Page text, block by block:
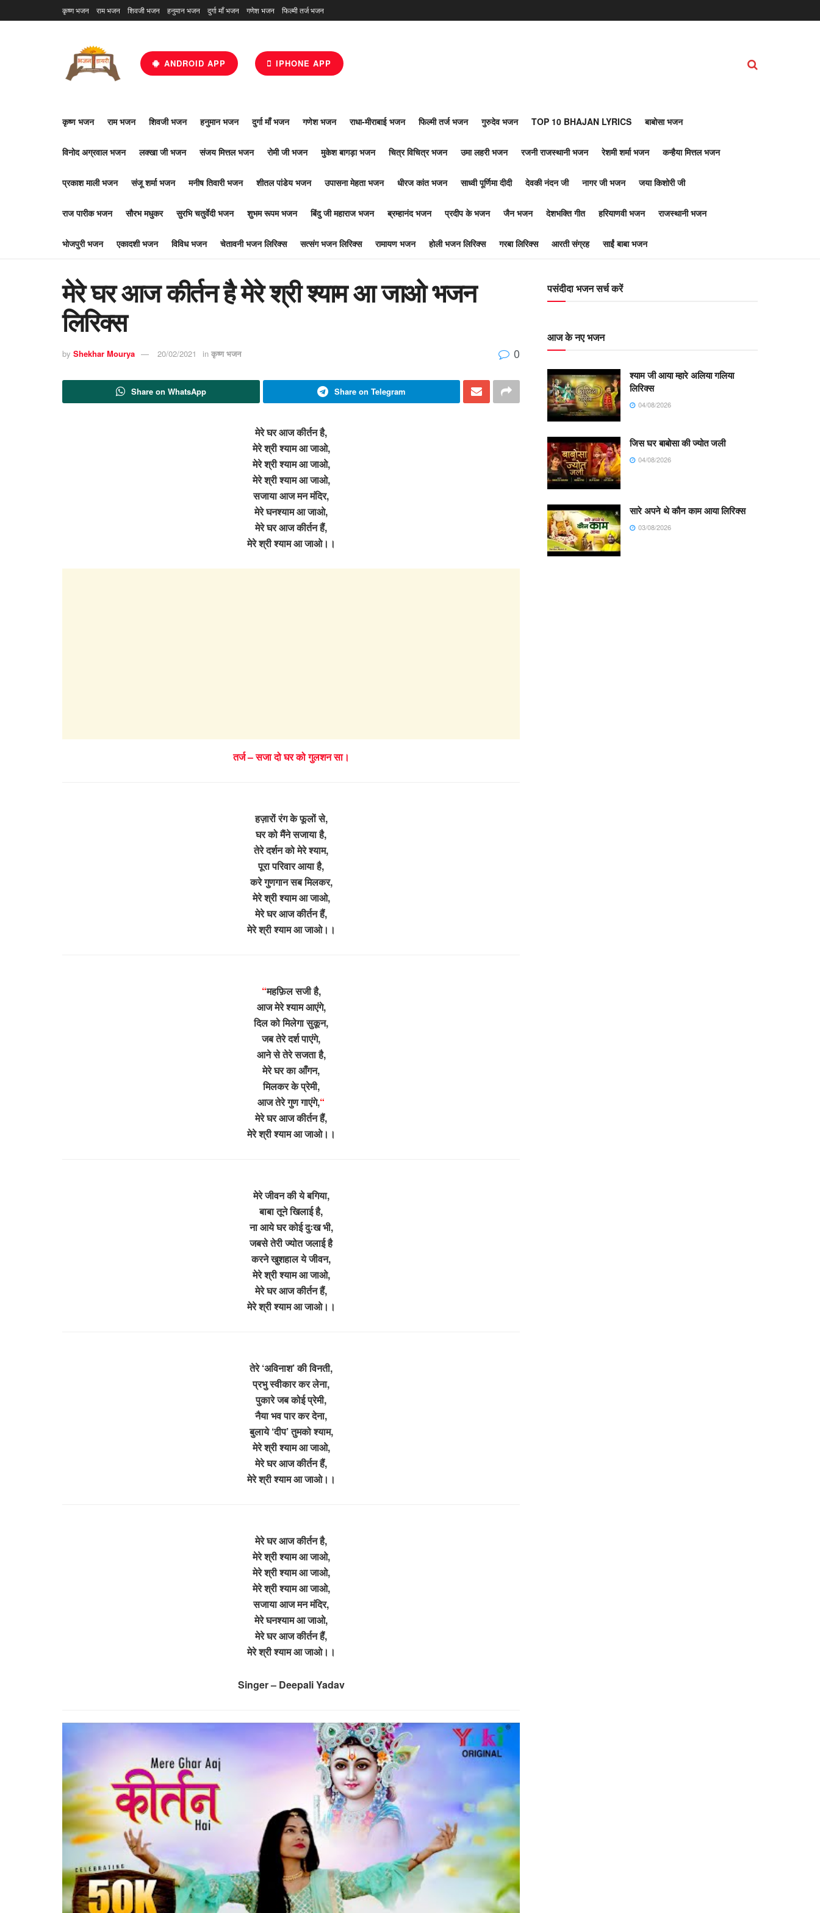
कृष्ण भजन राम भजन शिवजी भजन हनुमान भजन दुर्गा माँ भजन गणेश भजन फिल्मी तर्ज भजन
ANDROID APP IPHONE APP
कृष्ण भजन राम भजन शिवजी भजन हनुमान भजन दुर्गा माँ भजन गणेश भजन राधा-मीराबाई भजन फिल्मी तर्ज भजन गुरुदेव भजन TOP 10 BHAJAN LYRICS बाबोसा भजन
विनोद अग्रवाल भजन लक्खा जी भजन संजय मित्तल भजन रोमी जी भजन मुकेश बागड़ा भजन चित्र विचित्र भजन उमा लहरी भजन रजनी राजस्थानी भजन रेशमी शर्मा भजन कन्हैया मित्तल भजन
प्रकाश माली भजन संजू शर्मा भजन मनीष तिवारी भजन शीतल पांडेय भजन उपासना मेहता भजन धीरज कांत भजन साध्वी पूर्णिमा दीदी देवकी नंदन जी नागर जी भजन जया किशोरी जी
राज पारीक भजन सौरभ मधुकर सुरभि चतुर्वेदी भजन शुभम रूपम भजन बिंदु जी महाराज भजन ब्रम्हानंद भजन प्रदीप के भजन जैन भजन देशभक्ति गीत हरियाणवी भजन राजस्थानी भजन
भोजपुरी भजन एकादशी भजन विविध भजन चेतावनी भजन लिरिक्स सत्संग भजन लिरिक्स रामायण भजन होली भजन लिरिक्स गरबा लिरिक्स आरती संग्रह साईं बाबा भजन
मेरे घर आज कीर्तन है मेरे श्री श्याम आ जाओ भजन
लिरिक्स
by Shekhar Mourya 20/02/2021 in कृष्ण भजन 0
Share on WhatsApp Share on Telegram
मेरे घर आज कीर्तन है,
मेरे श्री श्याम आ जाओ,
मेरे श्री श्याम आ जाओ,
मेरे श्री श्याम आ जाओ,
सजाया आज मन मंदिर,
मेरे घनश्याम आ जाओ,
मेरे घर आज कीर्तन हैं,
मेरे श्री श्याम आ जाओ।।
तर्ज – सजा दो घर को गुलशन सा।
हज़ारों रंग के फूलों से,
घर को मैंने सजाया है,
तेरे दर्शन को मेरे श्याम,
पूरा परिवार आया है,
करे गुणगान सब मिलकर,
मेरे श्री श्याम आ जाओ,
मेरे घर आज कीर्तन हैं,
मेरे श्री श्याम आ जाओ।।
“महफ़िल सजी है,
आज मेरे श्याम आएंगे,
दिल को मिलेगा सुकून,
जब तेरे दर्श पाएंगे,
आने से तेरे सजता है,
मेरे घर का आँगन,
मिलकर के प्रेमी,
आज तेरे गुण गाएंगे,“
मेरे घर आज कीर्तन हैं,
मेरे श्री श्याम आ जाओ।।
मेरे जीवन की ये बगिया,
बाबा तूने खिलाई है,
ना आये घर कोई दुःख भी,
जबसे तेरी ज्योत जलाई है
करने खुशहाल ये जीवन,
मेरे श्री श्याम आ जाओ,
मेरे घर आज कीर्तन हैं,
मेरे श्री श्याम आ जाओ।।
तेरे ‘अविनाश’ की विनती,
प्रभु स्वीकार कर लेना,
पुकारे जब कोई प्रेमी,
नैया भव पार कर देना,
बुलाये ‘दीप’ तुमको श्याम,
मेरे श्री श्याम आ जाओ,
मेरे घर आज कीर्तन हैं,
मेरे श्री श्याम आ जाओ।।
मेरे घर आज कीर्तन है,
मेरे श्री श्याम आ जाओ,
मेरे श्री श्याम आ जाओ,
मेरे श्री श्याम आ जाओ,
सजाया आज मन मंदिर,
मेरे घनश्याम आ जाओ,
मेरे घर आज कीर्तन हैं,
मेरे श्री श्याम आ जाओ।।
Singer – Deepali Yadav
पसंदीदा भजन सर्च करें
आज के नए भजन
श्याम जी आया म्हारे अलिया गलिया
लिरिक्स
04/08/2026
जिस घर बाबोसा की ज्योत जली
04/08/2026
सारे अपने थे कौन काम आया लिरिक्स
03/08/2026